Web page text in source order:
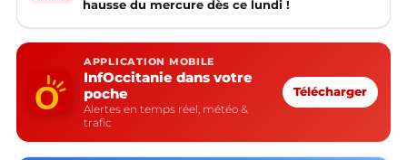
hausse du mercure dès ce lundi !
APPLICATION MOBILE
InfOccitanie dans votre
poche
Alertes en temps réel, météo &
trafic
Télécharger